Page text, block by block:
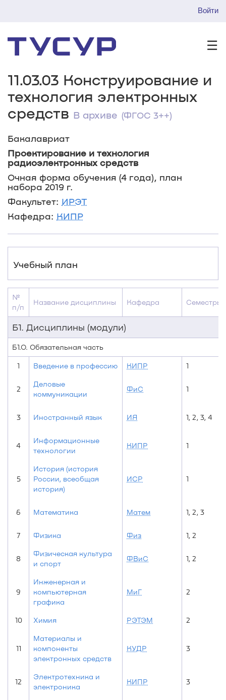
Войти
☰
11.03.03 Конструирование и
технология электронных
средств В архиве (ФГОС 3++)
Бакалавриат
Проектирование и технология
радиоэлектронных средств
Очная форма обучения (4 года), план
набора 2019 г.
Факультет: ИРЭТ
Кафедра: КИПР
Учебный план
№
п/п
Название дисциплины Кафедра Семестры
Б1. Дисциплины (модули)
Б1.О. Обязательная часть
1 Введение в профессию КИПР 1
2
Деловые
коммуникации
ФиС 1
3 Иностранный язык ИЯ 1, 2, 3, 4
4
Информационные
технологии
КИПР 1
5
История (история
России, всеобщая
история)
ИСР 1
6 Математика Матем 1, 2, 3
7 Физика Физ 1, 2
8
Физическая культура
и спорт
ФВиС 1, 2
9
Инженерная и
компьютерная
графика
МиГ 2
10 Химия РЭТЭМ 2
11
Материалы и
компоненты
электронных средств
КУДР 3
12
Электротехника и
электроника
КИПР 3